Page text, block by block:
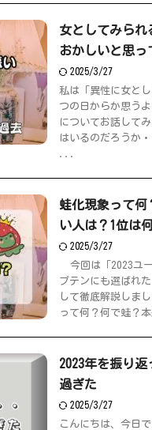
女としてみら
おかしいと思っ
2025/3/27
私は「異性に女と
つの日からか思う
についてお話して
はいるのだろうか
...
蛙化現象って何
い人は？1位は
2025/3/27
今回は「2023ユ
プテンにも選ばれ
して徹底解説しま
って何？何で蛙？
2023年を振り
過ぎた
2025/3/27
こんにちは、今日